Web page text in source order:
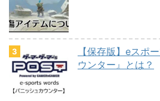
【保存版】eスポ
ウンター』とは？